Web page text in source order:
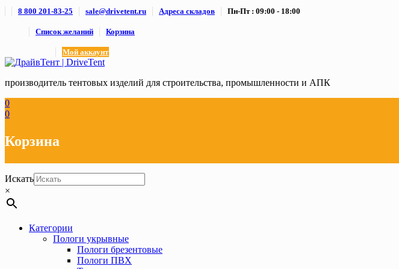
Skip8 800 201-83-25 sale@drivetent.ru Адреса складов Пн-Пт : 09:00 - 18:00
Список желаний Корзина
Мой аккаунт
производитель тентовых изделий для строительства, промышленности и АПК
0
0
Корзина
Искать
×
Категории
Пологи укрывные
Пологи брезентовые
Пологи ПВХ